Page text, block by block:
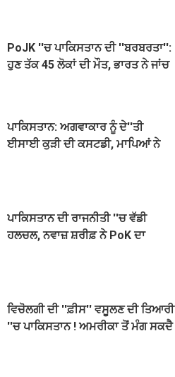
PoJK ''ਚ ਪਾਕਿਸਤਾਨ ਦੀ ''ਬਰਬਰਤਾ'':
ਹੁਣ ਤੱਕ 45 ਲੋਕਾਂ ਦੀ ਮੌਤ, ਭਾਰਤ ਨੇ ਜਾਂਚ
ਪਾਕਿਸਤਾਨ: ਅਗਵਾਕਾਰ ਨੂੰ ਦੇ''ਤੀ
ਈਸਾਈ ਕੁੜੀ ਦੀ ਕਸਟਡੀ, ਮਾਪਿਆਂ ਨੇ
ਪਾਕਿਸਤਾਨ ਦੀ ਰਾਜਨੀਤੀ ''ਚ ਵੱਡੀ
ਹਲਚਲ, ਨਵਾਜ਼ ਸ਼ਰੀਫ਼ ਨੇ PoK ਦਾ
ਵਿਚੋਲਗੀ ਦੀ ''ਫ਼ੀਸ'' ਵਸੂਲਣ ਦੀ ਤਿਆਰੀ
''ਚ ਪਾਕਿਸਤਾਨ ! ਅਮਰੀਕਾ ਤੋਂ ਮੰਗ ਸਕਦੈ